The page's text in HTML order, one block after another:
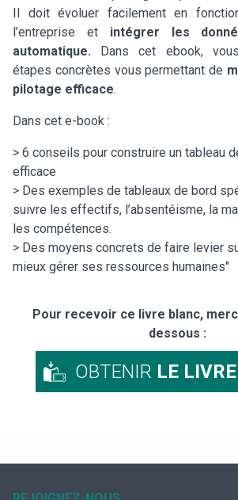
Il doit évoluer facilement en
l’entreprise et intégrer les
automatique. Dans cet ebook,
étapes concrètes vous permettant de
pilotage efficace.
Dans cet e-book :
> 6 conseils pour construire un tableau
efficace
> Des exemples de tableaux de bord
suivre les effectifs, l’absentéisme, la
les compétences.
> Des moyens concrets de faire levier
mieux gérer ses ressources humaines"
Pour recevoir ce livre blanc,
dessous :
OBTENIR LE